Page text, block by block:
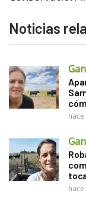
Noticias